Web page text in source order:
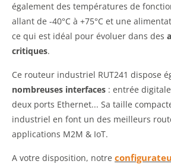
également des températures de
allant de -40°C à +75°C et une
ce qui est idéal pour évoluer dans des
critiques.
Ce routeur industriel RUT241 dispose
nombreuses interfaces : entrée
deux ports Ethernet... Sa taille
industriel en font un des meilleurs
applications M2M & IoT.
A votre disposition, notre